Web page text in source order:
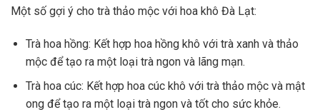
Một số gợi ý cho trà thảo mộc với hoa khô Đà Lạt:
Trà hoa hồng: Kết hợp hoa hồng khô với trà xanh và thảo
mộc để tạo ra một loại trà ngon và lãng mạn.
Trà hoa cúc: Kết hợp hoa cúc khô với trà thảo mộc và mật
ong để tạo ra một loại trà ngon và tốt cho sức khỏe.